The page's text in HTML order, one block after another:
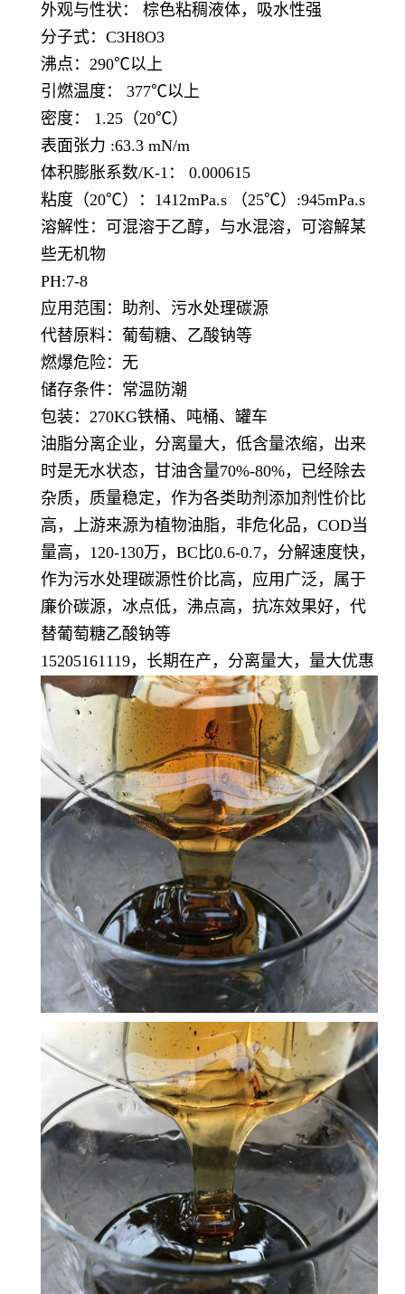
外观与性状： 棕色粘稠液体，吸水性强
分子式：C3H8O3
沸点：290℃以上
引燃温度： 377℃以上
密度： 1.25（20℃）
表面张力 :63.3 mN/m
体积膨胀系数/K-1： 0.000615
粘度（20℃）：1412mPa.s （25℃）:945mPa.s
溶解性：可混溶于乙醇，与水混溶，可溶解某
些无机物
PH:7-8
应用范围：助剂、污水处理碳源
代替原料：葡萄糖、乙酸钠等
燃爆危险：无
储存条件：常温防潮
包装：270KG铁桶、吨桶、罐车
油脂分离企业，分离量大，低含量浓缩，出来
时是无水状态，甘油含量70%-80%，已经除去
杂质，质量稳定，作为各类助剂添加剂性价比
高，上游来源为植物油脂，非危化品，COD当
量高，120-130万，BC比0.6-0.7，分解速度快，
作为污水处理碳源性价比高，应用广泛，属于
廉价碳源，冰点低，沸点高，抗冻效果好，代
替葡萄糖乙酸钠等
15205161119，长期在产，分离量大，量大优惠